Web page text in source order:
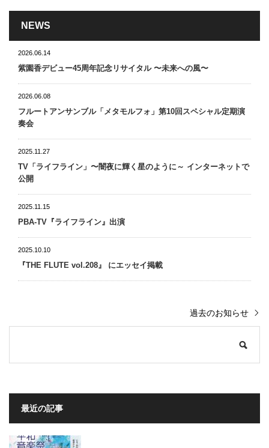
NEWS
2026.06.14
紫園香デビュー45周年記念リサイタル 〜未来への風〜
2026.06.08
フルートアンサンブル「メタモルフォ」第10回スペシャル定期演
奏会
2025.11.27
TV「ライフライン」〜闇夜に輝く星のように～ インターネットで
公開
2025.11.15
PBA-TV『ライフライン』出演
2025.10.10
『THE FLUTE vol.208』 にエッセイ掲載
過去のお知らせ
最近の記事